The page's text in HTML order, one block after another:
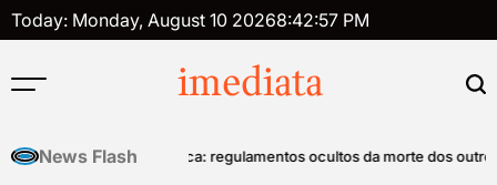
Skip
to
Today: Monday, August 10 20268:42:58 PM
imediata
News Flash
mentalTanatopolítica: regulamentos ocultos da morte dos outros –